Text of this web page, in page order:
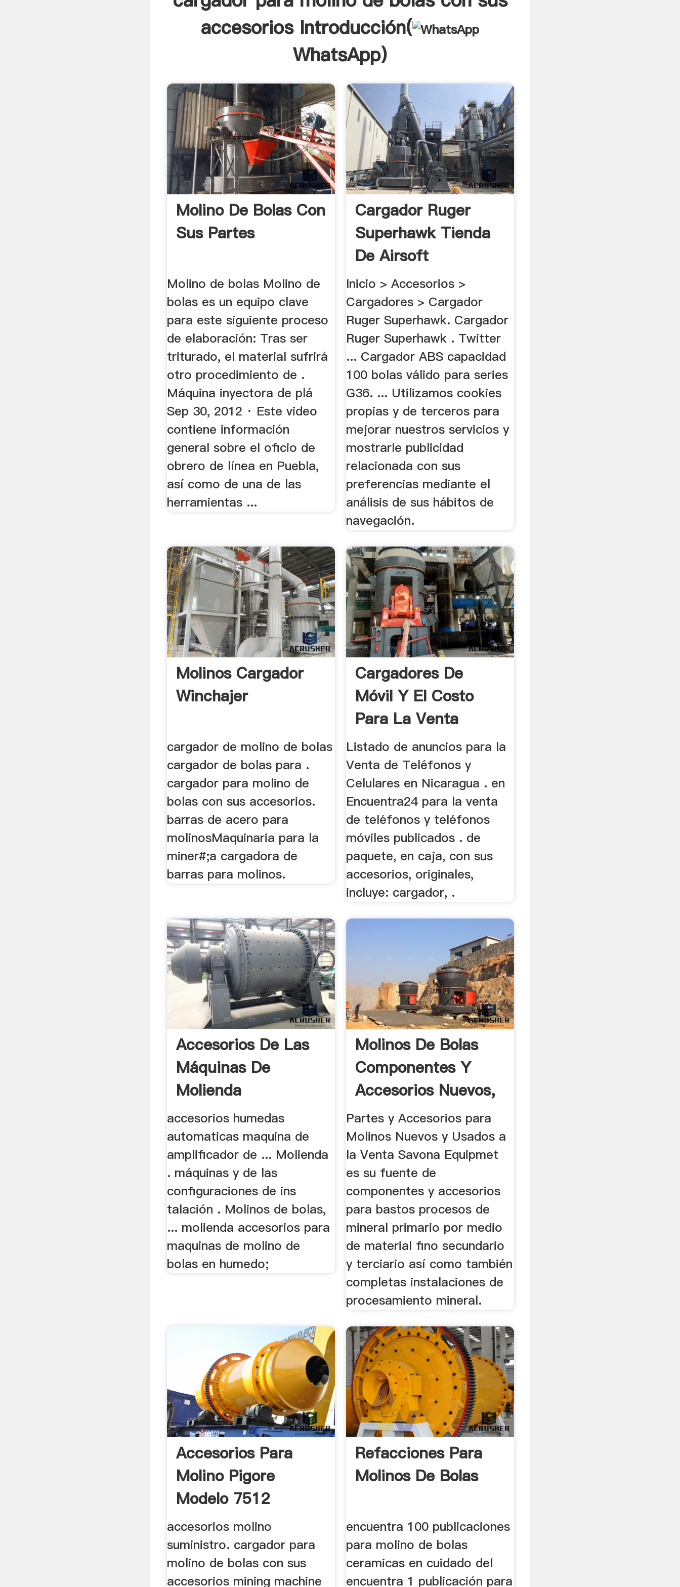
accesorios Introducción(
WhatsApp)
Molino De Bolas Con
Sus Partes
Molino de bolas Molino de
bolas es un equipo clave
para este siguiente proceso
de elaboración: Tras ser
triturado, el material sufrirá
otro procedimiento de .
Máquina inyectora de plá
Sep 30, 2012 · Este video
contiene información
general sobre el oficio de
obrero de línea en Puebla,
así como de una de las
herramientas ...
Cargador Ruger
Superhawk Tienda
De Airsoft
Inicio > Accesorios >
Cargadores > Cargador
Ruger Superhawk. Cargador
Ruger Superhawk . Twitter
... Cargador ABS capacidad
100 bolas válido para series
G36. ... Utilizamos cookies
propias y de terceros para
mejorar nuestros servicios y
mostrarle publicidad
relacionada con sus
preferencias mediante el
análisis de sus hábitos de
navegación.
Molinos Cargador
Winchajer
cargador de molino de bolas
cargador de bolas para .
cargador para molino de
bolas con sus accesorios.
barras de acero para
molinosMaquinaria para la
miner#;a cargadora de
barras para molinos.
Cargadores De
Móvil Y El Costo
Para La Venta
Listado de anuncios para la
Venta de Teléfonos y
Celulares en Nicaragua . en
Encuentra24 para la venta
de teléfonos y teléfonos
móviles publicados . de
paquete, en caja, con sus
accesorios, originales,
incluye: cargador, .
Accesorios De Las
Máquinas De
Molienda
accesorios humedas
automaticas maquina de
amplificador de ... Molienda
. máquinas y de las
configuraciones de ins
talación . Molinos de bolas,
... molienda accesorios para
maquinas de molino de
bolas en humedo;
Molinos De Bolas
Componentes Y
Accesorios Nuevos,
Usados Y ...
Partes y Accesorios para
Molinos Nuevos y Usados a
la Venta Savona Equipmet
es su fuente de
componentes y accesorios
para bastos procesos de
mineral primario por medio
de material fino secundario
y terciario así como también
completas instalaciones de
procesamiento mineral.
Accesorios Para
Molino Pigore
Modelo 7512
accesorios molino
suministro. cargador para
molino de bolas con sus
accesorios mining machine
Refacciones Para
Molinos De Bolas
encuentra 100 publicaciones
para molino de bolas
ceramicas en cuidado del
encuentra 1 publicación para